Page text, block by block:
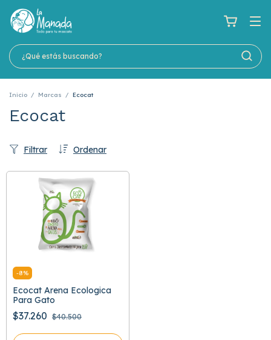
Inicio / Marcas / Ecocat
Ecocat
Ordenar
Filtrar
-8%
Ecocat Arena Ecologica
Para Gato
$37.260 $40.500